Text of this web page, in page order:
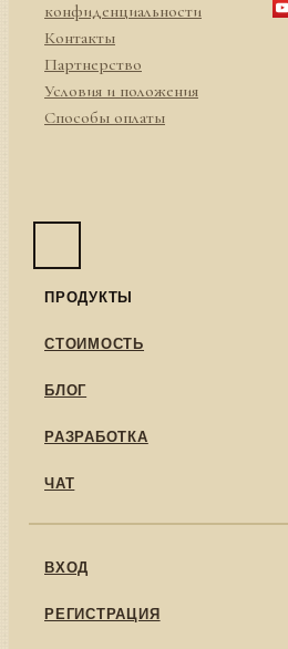
конфиденциальности
Контакты
Партнерство
Условия и положения
Способы оплаты
ПРОДУКТЫ
СТОИМОСТЬ
БЛОГ
РАЗРАБОТКА
ЧАТ
ВХОД
РЕГИСТРАЦИЯ